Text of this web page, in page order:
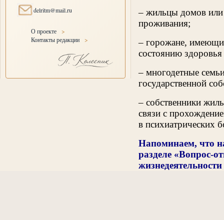
delritm@mail.ru
О проекте
>
Контакты редакции
>
– жильцы домов или
проживания;
– горожане,
состоянию
– многодетные
государственной
– собственники
связи с
в психиатрических
Напоминаем, что
разделе «Вопрос-